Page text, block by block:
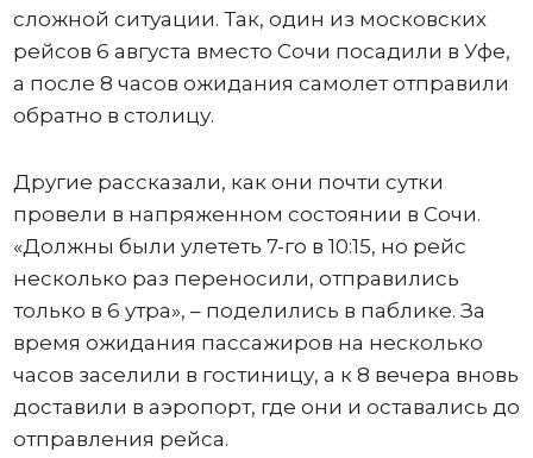
сложной ситуации. Так, один из московских
рейсов 6 августа вместо Сочи посадили в Уфе,
а после 8 часов ожидания самолет отправили
обратно в столицу.
Другие рассказали, как они почти сутки
провели в напряженном состоянии в Сочи.
«Должны были улететь 7-го в 10:15, но рейс
несколько раз переносили, отправились
только в 6 утра», – поделились в паблике. За
время ожидания пассажиров на несколько
часов заселили в гостиницу, а к 8 вечера вновь
доставили в аэропорт, где они и оставались до
отправления рейса.